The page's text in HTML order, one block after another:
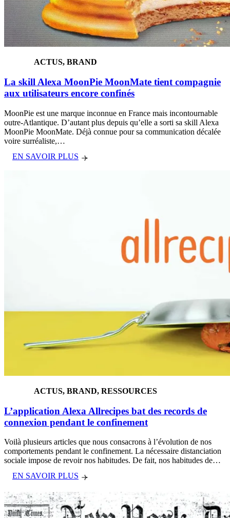
ACTUS, BRAND
La skill Alexa MoonPie MoonMate tient compagnie
aux utilisateurs encore confinés
MoonPie est une marque inconnue en France mais incontournable
outre-Atlantique. D’autant plus depuis qu’elle a sorti sa skill Alexa
MoonPie MoonMate. Déjà connue pour sa communication décalée
voire surréaliste,…
EN SAVOIR PLUS
ACTUS, BRAND, RESSOURCES
L’application Alexa Allrecipes bat des records de
connexion pendant le confinement
Voilà plusieurs articles que nous consacrons à l’évolution de nos
comportements pendant le confinement. La nécessaire distanciation
sociale impose de revoir nos habitudes. De fait, nos habitudes de…
EN SAVOIR PLUS